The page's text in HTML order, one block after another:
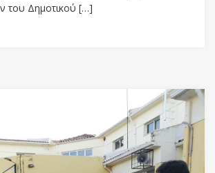
του Δημοτικού […]